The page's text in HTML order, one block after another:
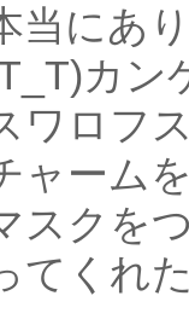
当にあ
カン
ワロフ
ャーム
スクを
てくれ